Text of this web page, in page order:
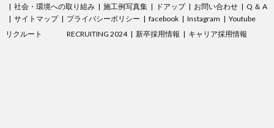
社会・環境への取り組み
施工例写真集 ドアップ お問い合わせ
Q ＆ A
サイトマップ
プライバシーポリシー facebook Instagram
Youtube
リクルート
RECRUITING 2024 新卒採用情報 キャリア採用情報